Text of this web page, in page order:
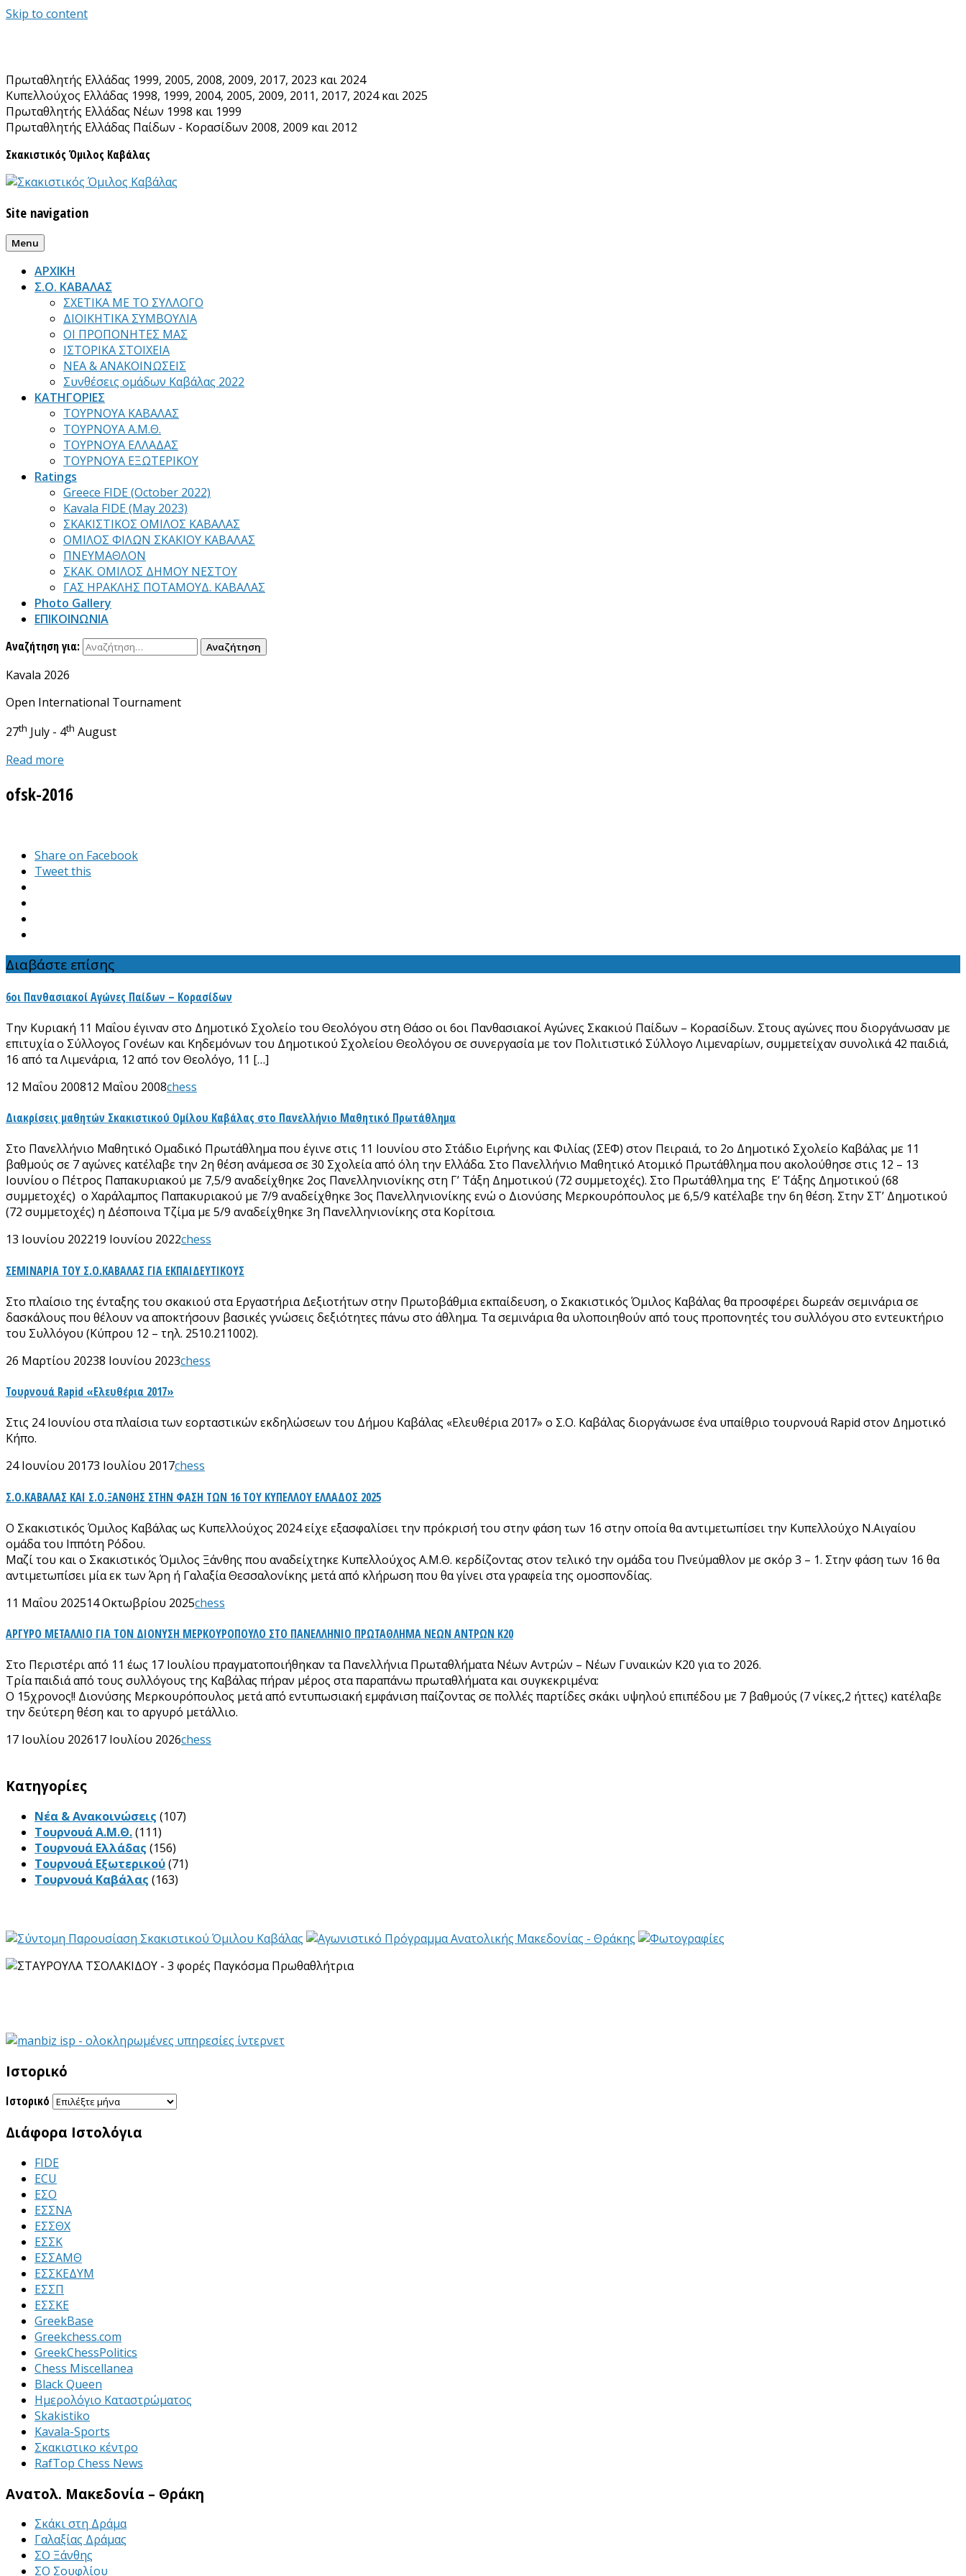
Skip to content
Πρωταθλητής Ελλάδας 1999, 2005, 2008, 2009, 2017, 2023 και 2024
Κυπελλούχος Ελλάδας 1998, 1999, 2004, 2005, 2009, 2011, 2017, 2024 και 2025
Πρωταθλητής Ελλάδας Νέων 1998 και 1999
Πρωταθλητής Ελλάδας Παίδων - Κορασίδων 2008, 2009 και 2012
Σκακιστικός Όμιλος Καβάλας
Site navigation
Menu
ΑΡΧΙΚΗ
Σ.Ο. ΚΑΒΑΛΑΣ
ΣΧΕΤΙΚΑ ΜΕ ΤΟ ΣΥΛΛΟΓΟ
ΔΙΟΙΚΗΤΙΚΑ ΣΥΜΒΟΥΛΙΑ
ΟΙ ΠΡΟΠΟΝΗΤΕΣ ΜΑΣ
ΙΣΤΟΡΙΚΑ ΣΤΟΙΧΕΙΑ
ΝΕΑ & ΑΝΑΚΟΙΝΩΣΕΙΣ
Συνθέσεις ομάδων Καβάλας 2022
ΚΑΤΗΓΟΡΙΕΣ
ΤΟΥΡΝΟΥΑ ΚΑΒΑΛΑΣ
ΤΟΥΡΝΟΥΑ Α.Μ.Θ.
ΤΟΥΡΝΟΥΑ ΕΛΛΑΔΑΣ
ΤΟΥΡΝΟΥΑ ΕΞΩΤΕΡΙΚΟΥ
Ratings
Greece FIDE (October 2022)
Kavala FIDE (May 2023)
ΣΚΑΚΙΣΤΙΚΟΣ ΟΜΙΛΟΣ ΚΑΒΑΛΑΣ
ΟΜΙΛΟΣ ΦΙΛΩΝ ΣΚΑΚΙΟΥ ΚΑΒΑΛΑΣ
ΠΝΕΥΜΑΘΛΟΝ
ΣΚΑΚ. ΟΜΙΛΟΣ ΔΗΜΟΥ ΝΕΣΤΟΥ
ΓΑΣ ΗΡΑΚΛΗΣ ΠΟΤΑΜΟΥΔ. ΚΑΒΑΛΑΣ
Photo Gallery
ΕΠΙΚΟΙΝΩΝΙΑ
Αναζήτηση για:
Kavala 2026
Open International Tournament
27th July - 4th August
Read more
ofsk-2016
Share on Facebook
Tweet this
Διαβάστε επίσης
6οι Πανθασιακοί Αγώνες Παίδων – Κορασίδων
Την Κυριακή 11 Μαΐου έγιναν στο Δημοτικό Σχολείο του Θεολόγου στη Θάσο οι 6οι Πανθασιακοί Αγώνες Σκακιού Παίδων – Κορασίδων. Στους αγώνες που διοργάνωσαν με
επιτυχία ο Σύλλογος Γονέων και Κηδεμόνων του Δημοτικού Σχολείου Θεολόγου σε συνεργασία με τον Πολιτιστικό Σύλλογο Λιμεναρίων, συμμετείχαν συνολικά 42 παιδιά,
16 από τα Λιμενάρια, 12 από τον Θεολόγο, 11 […]
12 Μαΐου 200812 Μαΐου 2008chess
Διακρίσεις μαθητών Σκακιστικού Ομίλου Καβάλας στο Πανελλήνιο Μαθητικό Πρωτάθλημα
Στο Πανελλήνιο Μαθητικό Ομαδικό Πρωτάθλημα που έγινε στις 11 Ιουνίου στο Στάδιο Ειρήνης και Φιλίας (ΣΕΦ) στον Πειραιά, το 2ο Δημοτικό Σχολείο Καβάλας με 11
βαθμούς σε 7 αγώνες κατέλαβε την 2η θέση ανάμεσα σε 30 Σχολεία από όλη την Ελλάδα. Στο Πανελλήνιο Μαθητικό Ατομικό Πρωτάθλημα που ακολούθησε στις 12 – 13
Ιουνίου ο Πέτρος Παπακυριακού με 7,5/9 αναδείχθηκε 2ος Πανελληνιονίκης στη Γ’ Τάξη Δημοτικού (72 συμμετοχές). Στο Πρωτάθλημα της Ε’ Τάξης Δημοτικού (68
συμμετοχές) ο Χαράλαμπος Παπακυριακού με 7/9 αναδείχθηκε 3ος Πανελληνιονίκης ενώ ο Διονύσης Μερκουρόπουλος με 6,5/9 κατέλαβε την 6η θέση. Στην ΣΤ’ Δημοτικού
(72 συμμετοχές) η Δέσποινα Τζίμα με 5/9 αναδείχθηκε 3η Πανελληνιονίκης στα Κορίτσια.
13 Ιουνίου 202219 Ιουνίου 2022chess
ΣΕΜΙΝΑΡΙΑ ΤΟΥ Σ.Ο.ΚΑΒΑΛΑΣ ΓΙΑ ΕΚΠΑΙΔΕΥΤΙΚΟΥΣ
Στο πλαίσιο της ένταξης του σκακιού στα Εργαστήρια Δεξιοτήτων στην Πρωτοβάθμια εκπαίδευση, ο Σκακιστικός Όμιλος Καβάλας θα προσφέρει δωρεάν σεμινάρια σε
δασκάλους που θέλουν να αποκτήσουν βασικές γνώσεις δεξιότητες πάνω στο άθλημα. Τα σεμινάρια θα υλοποιηθούν από τους προπονητές του συλλόγου στο εντευκτήριο
του Συλλόγου (Κύπρου 12 – τηλ. 2510.211002).
26 Μαρτίου 20238 Ιουνίου 2023chess
Τουρνουά Rapid «Ελευθέρια 2017»
Στις 24 Ιουνίου στα πλαίσια των εορταστικών εκδηλώσεων του Δήμου Καβάλας «Ελευθέρια 2017» ο Σ.Ο. Καβάλας διοργάνωσε ένα υπαίθριο τουρνουά Rapid στον Δημοτικό
Κήπο.
24 Ιουνίου 20173 Ιουλίου 2017chess
Σ.Ο.ΚΑΒΑΛΑΣ ΚΑΙ Σ.Ο.ΞΑΝΘΗΣ ΣΤΗΝ ΦΑΣΗ ΤΩΝ 16 ΤΟΥ ΚΥΠΕΛΛΟΥ ΕΛΛΑΔΟΣ 2025
Ο Σκακιστικός Όμιλος Καβάλας ως Κυπελλούχος 2024 είχε εξασφαλίσει την πρόκρισή του στην φάση των 16 στην οποία θα αντιμετωπίσει την Κυπελλούχο Ν.Αιγαίου
ομάδα του Ιππότη Ρόδου.
Μαζί του και ο Σκακιστικός Όμιλος Ξάνθης που αναδείχτηκε Κυπελλούχος Α.Μ.Θ. κερδίζοντας στον τελικό την ομάδα του Πνεύμαθλον με σκόρ 3 – 1. Στην φάση των 16 θα
αντιμετωπίσει μία εκ των Άρη ή Γαλαξία Θεσσαλονίκης μετά από κλήρωση που θα γίνει στα γραφεία της ομοσπονδίας.
11 Μαΐου 202514 Οκτωβρίου 2025chess
ΑΡΓΥΡΟ ΜΕΤΑΛΛΙΟ ΓΙΑ ΤΟΝ ΔΙΟΝΥΣΗ ΜΕΡΚΟΥΡΟΠΟΥΛΟ ΣΤΟ ΠΑΝΕΛΛΗΝΙΟ ΠΡΩΤΑΘΛΗΜΑ ΝΕΩΝ ΑΝΤΡΩΝ Κ20
Στο Περιστέρι από 11 έως 17 Ιουλίου πραγματοποιήθηκαν τα Πανελλήνια Πρωταθλήματα Νέων Αντρών – Νέων Γυναικών Κ20 για το 2026.
Τρία παιδιά από τους συλλόγους της Καβάλας πήραν μέρος στα παραπάνω πρωταθλήματα και συγκεκριμένα:
Ο 15χρονος!! Διονύσης Μερκουρόπουλος μετά από εντυπωσιακή εμφάνιση παίζοντας σε πολλές παρτίδες σκάκι υψηλού επιπέδου με 7 βαθμούς (7 νίκες,2 ήττες) κατέλαβε
την δεύτερη θέση και το αργυρό μετάλλιο.
17 Ιουλίου 202617 Ιουλίου 2026chess
Kατηγορίες
Νέα & Ανακοινώσεις (107)
Τουρνουά Α.Μ.Θ.(111)
Τουρνουά Ελλάδας (156)
Τουρνουά Εξωτερικού(71)
Τουρνουά Καβάλας (163)
Ιστορικό
Ιστορικό
Διάφορα Ιστολόγια
FIDE
ECU
ΕΣΟ
ΕΣΣΝΑ
ΕΣΣΘΧ
ΕΣΣΚ
ΕΣΣΑΜΘ
ΕΣΣΚΕΔΥΜ
ΕΣΣΠ
ΕΣΣΚΕ
GreekBase
Greekchess.com
GreekChessPolitics
Chess Miscellanea
Black Queen
Ημερολόγιο Καταστρώματος
Skakistiko
Kavala-Sports
Σκακιστικο κέντρο
RafTop Chess News
Ανατολ. Μακεδονία – Θράκη
Σκάκι στη Δράμα
Γαλαξίας Δράμας
ΣΟ Ξάνθης
ΣΟ Σουφλίου